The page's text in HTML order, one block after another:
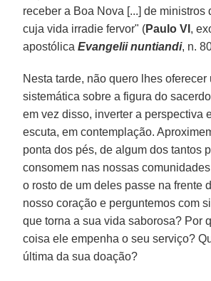
receber a Boa Nova [...] de ministros
cuja vida irradie fervor" (Paulo VI ,
apostólicaEvangelii nuntiandi, n.
Nesta tarde, não quero lhes oferecer
sistemática sobre a figura do
em vez disso, inverter a perspectiva
escuta, em contemplação.
ponta dos pés, de algum dos tantos
consomem nas nossas
o rosto de um deles passe na frente
nosso coração e perguntemos com
que torna a sua vida saborosa? Por
coisa ele empenha o seu serviço?
última da sua doação?